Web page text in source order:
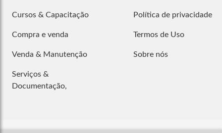
Cursos & Capacitação
Compra e venda
Venda & Manutenção
Serviços &
Documentação,
Política de privacidade
Termos de Uso
Sobre nós